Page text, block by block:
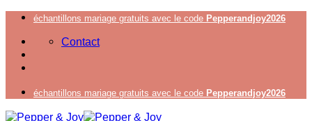
Passer
contenu
échantillons mariage gratuits avec le code Pepperandjoy2026
Contact
échantillons mariage gratuits avec le code Pepperandjoy2026